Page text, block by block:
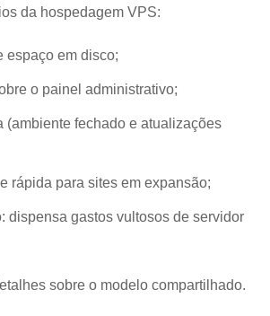
da hospedagem VPS:
espaço em disco;
o painel administrativo;
(ambiente fechado e atualizações
rápida para sites em expansão;
dispensa gastos vultosos de servidor
sobre o modelo compartilhado.